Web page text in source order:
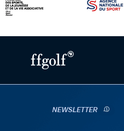
NEWSLETTER